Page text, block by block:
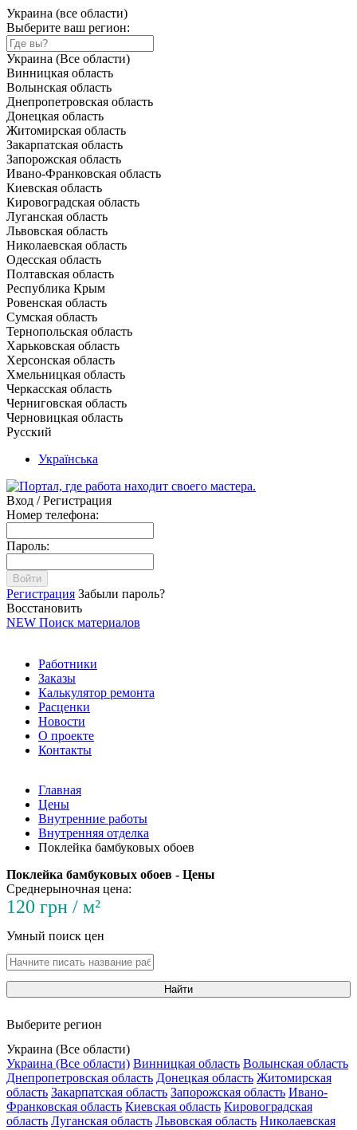
Украина (все области)
Выберите ваш регион:
Украина (Все области)
Винницкая область
Волынская область
Днепропетровская область
Донецкая область
Житомирская область
Закарпатская область
Запорожская область
Ивано-Франковская область
Киевская область
Кировоградская область
Луганская область
Львовская область
Николаевская область
Одесская область
Полтавская область
Республика Крым
Ровенская область
Сумская область
Тернопольская область
Харьковская область
Херсонская область
Хмельницкая область
Черкасская область
Черниговская область
Черновицкая область
Русский
Українська
Вход / Регистрация
Номер телефона:
Пароль:
Войти
Регистрация Забыли пароль?
Восстановить
NEW Поиск материалов
Работники
Заказы
Калькулятор ремонта
Расценки
Новости
О проекте
Контакты
Главная
Цены
Внутренние работы
Внутренняя отделка
Поклейка бамбуковых обоев
Поклейка бамбуковых обоев - Цены
Среднерыночная цена:
120 грн / м²
Умный поиск цен
Найти
Выберите регион
Украина (Все области)
Украина (Все области) Винницкая область Волынская область
Днепропетровская область Донецкая область Житомирская
область Закарпатская область Запорожская область Ивано-
Франковская область Киевская область Кировоградская
область Луганская область Львовская область Николаевская